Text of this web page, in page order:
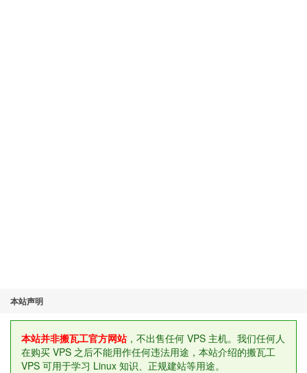
本站声明
本站并非搬瓦工官方网站，不出售任何 VPS 主机。我们任何人
在购买 VPS 之后不能用作任何违法用途，本站介绍的搬瓦工
VPS 可用于学习 Linux 知识、正规建站等用途。